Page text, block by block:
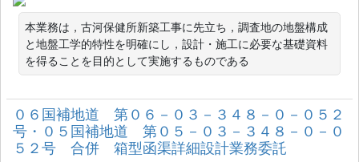
本業務は，古河保健所新築工事に先立ち，調査地の地盤構成
と地盤工学的特性を明確にし，設計・施工に必要な基礎資料
を得ることを目的として実施するものである
０６国補地道 第０６－０３－３４８－０－０５２
号・０５国補地道 第０５－０３－３４８－０－０
５２号 合併 箱型函渠詳細設計業務委託